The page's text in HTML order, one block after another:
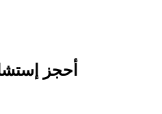
أحجز